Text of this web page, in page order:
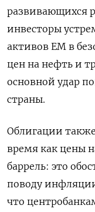
развивающихся
инвесторы
активов EM в
цен на нефть и
основной удар
страны.
Облигации
время как цены
баррель: это
поводу
что